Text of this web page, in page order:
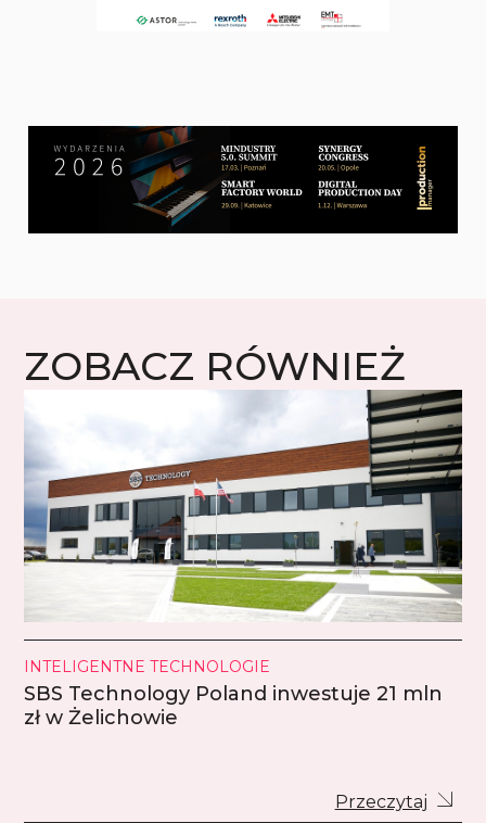
ZOBACZ RÓWNIEŻ
INTELIGENTNE TECHNOLOGIE
SBS Technology Poland inwestuje 21 mln
zł w Żelichowie
Przeczytaj